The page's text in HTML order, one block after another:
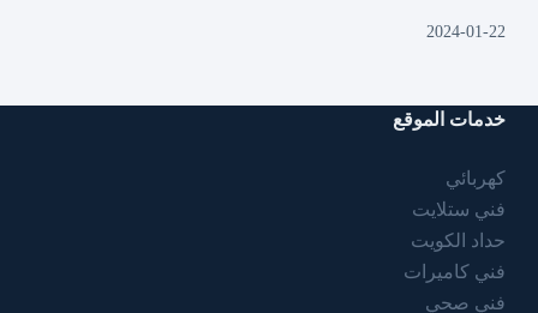
2024-01-22
خدمات الموقع
كهربائي
فني ستلايت
حداد الكويت
فني كاميرات
فني صحي